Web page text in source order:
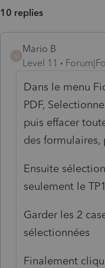
10 replies
Mario B
Level 11
Dans le menu
PDF,
puis effacer
des formulaires,
Ensuite
seulement le
Garder les 2
sélectionnées
Finalement